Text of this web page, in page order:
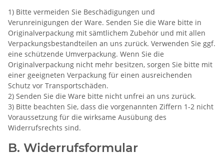
1) Bitte vermeiden Sie Beschädigungen und
Verunreinigungen der Ware. Senden Sie die Ware bitte in
Originalverpackung mit sämtlichem Zubehör und mit allen
Verpackungsbestandteilen an uns zurück. Verwenden Sie ggf.
eine schützende Umverpackung. Wenn Sie die
Originalverpackung nicht mehr besitzen, sorgen Sie bitte mit
einer geeigneten Verpackung für einen ausreichenden
Schutz vor Transportschäden.
2) Senden Sie die Ware bitte nicht unfrei an uns zurück.
3) Bitte beachten Sie, dass die vorgenannten Ziffern 1-2 nicht
Voraussetzung für die wirksame Ausübung des
Widerrufsrechts sind.
B. Widerrufsformular